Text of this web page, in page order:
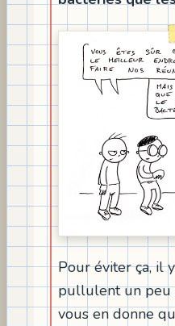
Pour éviter ça, il
pullulent un peu
vous en donne